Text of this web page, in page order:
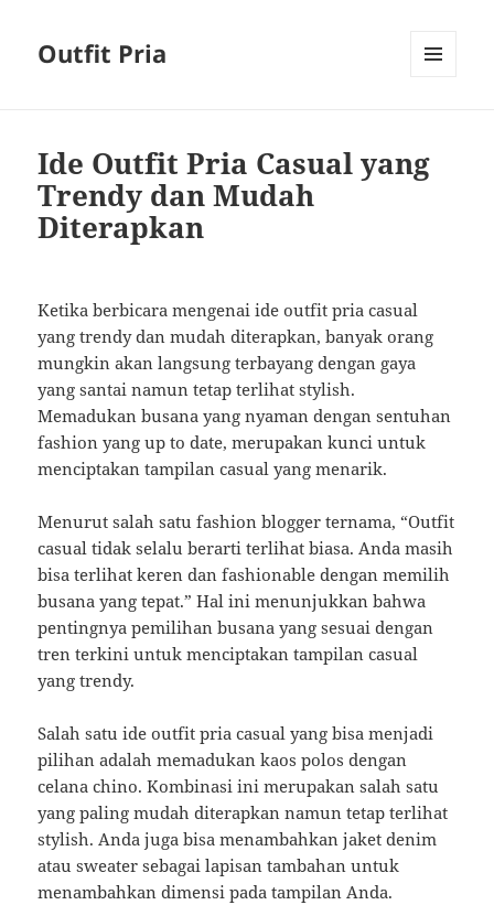
Outfit Pria
Ide Outfit Pria Casual yang
Trendy dan Mudah
Diterapkan
Ketika berbicara mengenai ide outfit pria casual
yang trendy dan mudah diterapkan, banyak orang
mungkin akan langsung terbayang dengan gaya
yang santai namun tetap terlihat stylish.
Memadukan busana yang nyaman dengan sentuhan
fashion yang up to date, merupakan kunci untuk
menciptakan tampilan casual yang menarik.
Menurut salah satu fashion blogger ternama, “Outfit
casual tidak selalu berarti terlihat biasa. Anda masih
bisa terlihat keren dan fashionable dengan memilih
busana yang tepat.” Hal ini menunjukkan bahwa
pentingnya pemilihan busana yang sesuai dengan
tren terkini untuk menciptakan tampilan casual
yang trendy.
Salah satu ide outfit pria casual yang bisa menjadi
pilihan adalah memadukan kaos polos dengan
celana chino. Kombinasi ini merupakan salah satu
yang paling mudah diterapkan namun tetap terlihat
stylish. Anda juga bisa menambahkan jaket denim
atau sweater sebagai lapisan tambahan untuk
menambahkan dimensi pada tampilan Anda.